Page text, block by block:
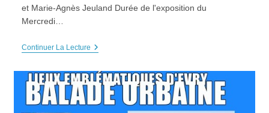
et Marie-Agnès Jeuland Durée de l'exposition du
Mercredi…
Continuer La LectureEXPO-
Talents
Evry-
Courcouronnais »,
Du